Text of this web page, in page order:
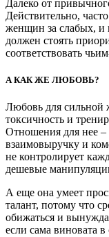
Далеко от
Действительно,
женщин за слабых, и
должен стоять
соответствовать
А КАК ЖЕ ЛЮБОВЬ?
Любовь для сильной
токсичность и
Отношения для нее –
взаимовыручку и
не контролирует
дешевые
А еще она умеет
талант, потому что
обижаться и
если сама виновата